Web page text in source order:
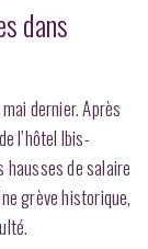
dans
dernier. Après
l’hôtel Ibis-
hausses de salaire
grève historique,